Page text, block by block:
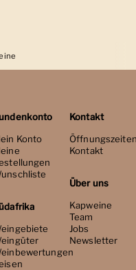
Konto
Kontakt
Kontakt
Über uns
Kapweine
Team
Jobs
Newsletter